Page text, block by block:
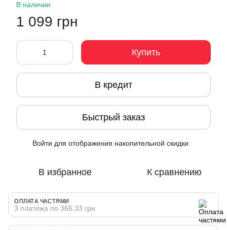
В наличии
1 099 грн
Купить
В кредит
Быстрый заказ
Войти для отображения накопительной скидки
В избранное К сравнению
ОПЛАТА ЧАСТЯМИ
3 платежа по 366.33 грн